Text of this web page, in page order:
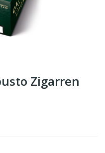
Zigarren